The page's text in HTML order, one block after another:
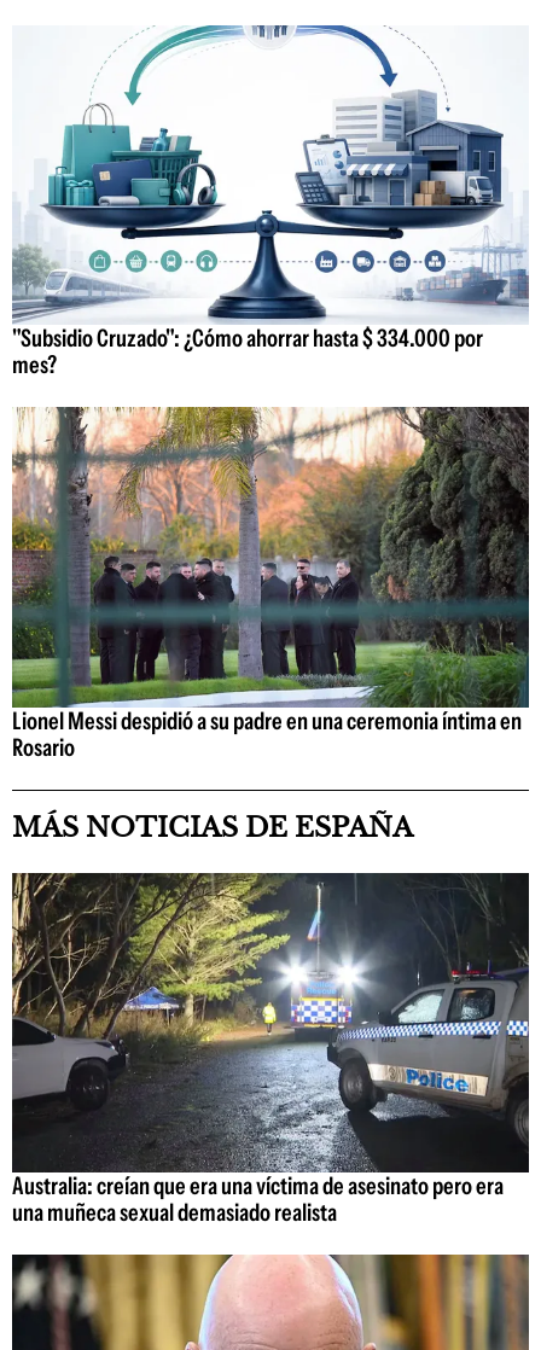
"Subsidio Cruzado": ¿Cómo ahorrar hasta $ 334.000 por
mes?
Lionel Messi despidió a su padre en una ceremonia íntima en
Rosario
MÁS NOTICIAS DE ESPAÑA
Australia: creían que era una víctima de asesinato pero era
una muñeca sexual demasiado realista